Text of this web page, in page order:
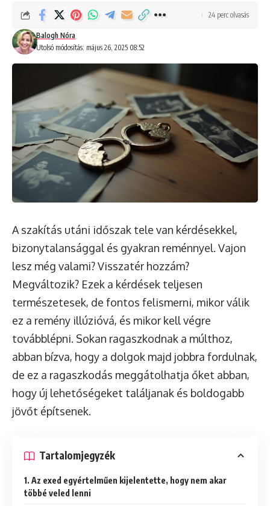
Utolsó módosítás: május 26, 2025 08:52
Balogh Nóra
24 perc olvasás
A szakítás utáni időszak tele van kérdésekkel,
bizonytalansággal és gyakran reménnyel. Vajon
lesz még valami? Visszatér hozzám?
Megváltozik? Ezek a kérdések teljesen
természetesek, de fontos felismerni, mikor válik
ez a remény illúzióvá, és mikor kell végre
továbblépni. Sokan ragaszkodnak a múlthoz,
abban bízva, hogy a dolgok majd jobbra fordulnak,
de ez a ragaszkodás meggátolhatja őket abban,
hogy új lehetőségeket találjanak és boldogabb
jövőt építsenek.
Tartalomjegyzék
1. Az exed egyértelműen kijelentette, hogy nem akar
többé veled lenni